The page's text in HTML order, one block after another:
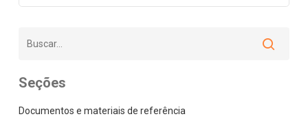
Seções
Documentos e materiais de referência